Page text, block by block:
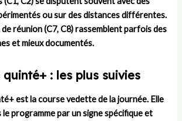
ou sur des distances différentes.
réunion(C7, C8) rassemblent parfois des
et mieux documentés.
: les plus suivies
est la course vedette de la journée. Elle
programme par un signe spécifique et